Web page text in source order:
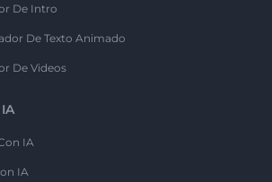
De Intro
De Texto Animado
De Videos
IA
IA